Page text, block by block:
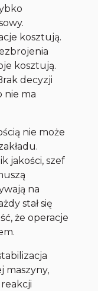
kosztują.
kosztują.
decyzji
nie ma
nie może
jakości, szef
na
stał się
że operacje
maszyny,